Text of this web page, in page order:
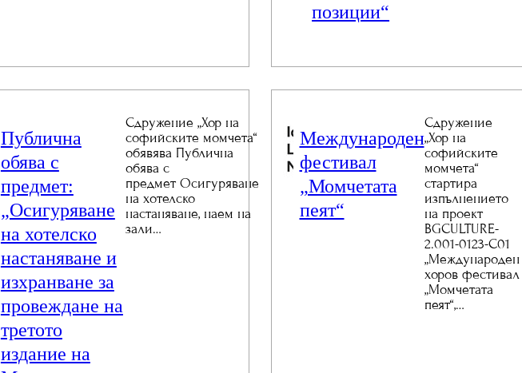
позиции“
Публична
обява с
предмет:
„Осигуряване
на хотелско
настаняване и
изхранване за
провеждане на
третото
издание на
Сдружение „Хор на
софийските момчета“
обявява Публична
обява с
предмет Осигуряване
на хотелско
настаняване, наем на
зали…
Международен
фестивал
„Момчетата
пеят“
Сдружение
„Хор на
софийските
момчета“
стартира
изпълнението
на проект
BGCULTURE-
2.001-0123-C01
„Международен
хоров фестивал
„Момчетата
пеят“,…